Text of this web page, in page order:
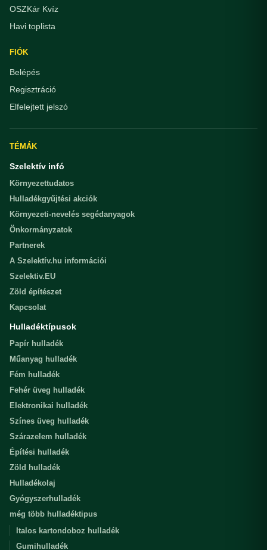
OSZKár Kvíz
Havi toplista
FIÓK
Belépés
Regisztráció
Elfelejtett jelszó
TÉMÁK
Szelektív infó
Környezettudatos
Hulladékgyűjtési akciók
Környezeti-nevelés segédanyagok
Önkormányzatok
Partnerek
A Szelektív.hu információi
Szelektiv.EU
Zöld építészet
Kapcsolat
Hulladéktípusok
Papír hulladék
Műanyag hulladék
Fém hulladék
Fehér üveg hulladék
Elektronikai hulladék
Színes üveg hulladék
Szárazelem hulladék
Építési hulladék
Zöld hulladék
Hulladékolaj
Gyógyszerhulladék
még több hulladéktipus
Italos kartondoboz hulladék
Gumihulladék